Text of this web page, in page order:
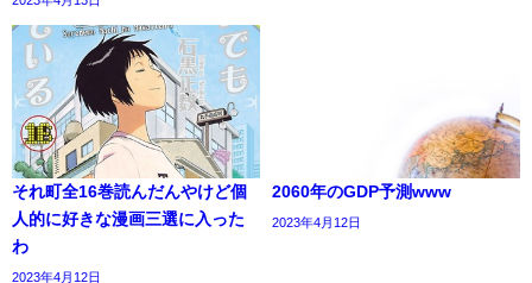
それ町全16巻読んだんやけど個
人的に好きな漫画三選に入った
わ
2023年4月12日
2060年のGDP予測www
2023年4月12日